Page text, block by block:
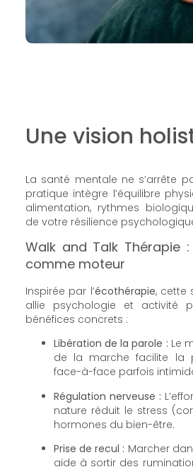
Une vision
La santé mentale ne s’arrête
pratique intègre l’équilibre
alimentation, rythmes
de votre résilience
Walk and Talk Thérapie
comme moteur
Inspirée par l’écothérapie, cette
allie psychologie et activité
bénéfices concrets :
Libération de la parole : Le
de la marche facilite la
face-à-face parfois
Régulation nerveuse :
nature réduit le stress
hormones du bien-être.
Prise de recul : Marcher
aide à sortir des